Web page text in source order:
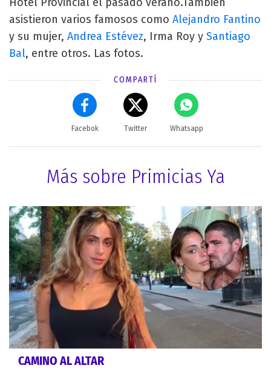
asistieron varios famosos como Alejandro Fantino
y su mujer, Andrea Estévez, Irma Roy y Santiago
Bal, entre otros. Las fotos.
COMPARTÍ
Facebok Twitter Whatsapp
Más sobre Primicias Ya
CAMINO AL ALTAR